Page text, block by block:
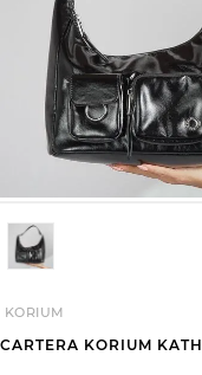
KORIUM
CARTERA KORIUM KATH